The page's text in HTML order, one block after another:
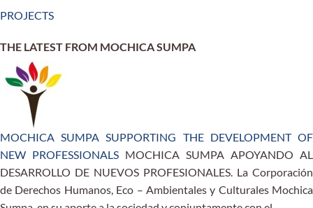
PROJECTS
THE LATEST FROM MOCHICA SUMPA
MOCHICA SUMPA SUPPORTING THE DEVELOPMENT OF
NEW PROFESSIONALS MOCHICA SUMPA APOYANDO AL
DESARROLLO DE NUEVOS PROFESIONALES. La Corporación
de Derechos Humanos, Eco – Ambientales y Culturales Mochica